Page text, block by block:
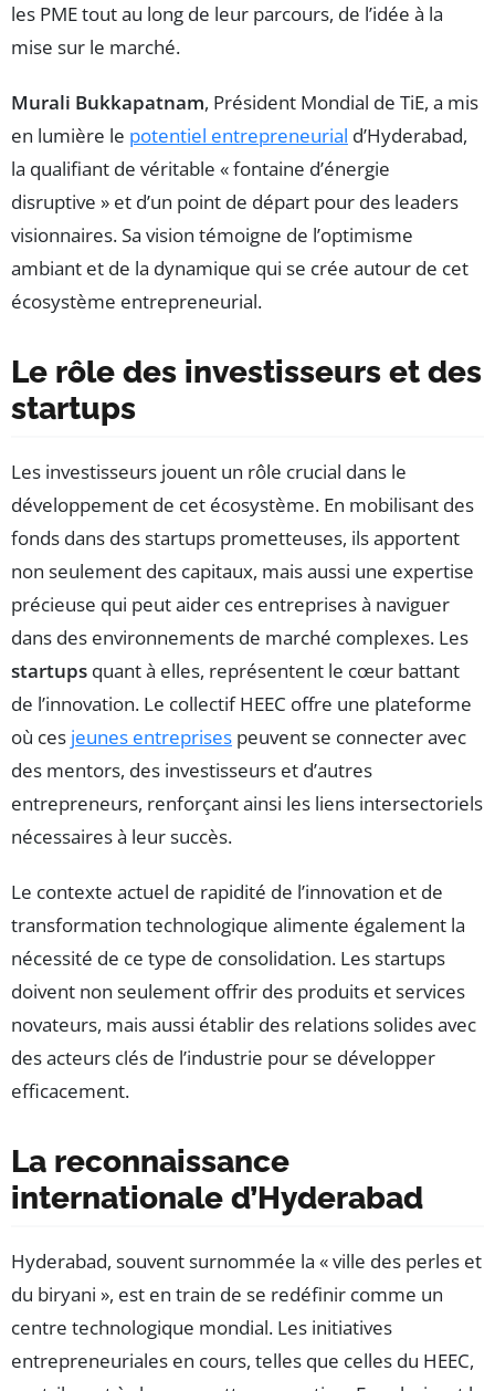
les PME tout au long de leur parcours, de l’idée à la
mise sur le marché.
Murali Bukkapatnam, Président Mondial de TiE, a mis
en lumière le potentiel entrepreneurial d’Hyderabad,
la qualifiant de véritable « fontaine d’énergie
disruptive » et d’un point de départ pour des leaders
visionnaires. Sa vision témoigne de l’optimisme
ambiant et de la dynamique qui se crée autour de cet
écosystème entrepreneurial.
Le rôle des investisseurs et des
startups
Les investisseurs jouent un rôle crucial dans le
développement de cet écosystème. En mobilisant des
fonds dans des startups prometteuses, ils apportent
non seulement des capitaux, mais aussi une expertise
précieuse qui peut aider ces entreprises à naviguer
dans des environnements de marché complexes. Les
startups quant à elles, représentent le cœur battant
de l’innovation. Le collectif HEEC offre une plateforme
où ces jeunes entreprises peuvent se connecter avec
des mentors, des investisseurs et d’autres
entrepreneurs, renforçant ainsi les liens intersectoriels
nécessaires à leur succès.
Le contexte actuel de rapidité de l’innovation et de
transformation technologique alimente également la
nécessité de ce type de consolidation. Les startups
doivent non seulement offrir des produits et services
novateurs, mais aussi établir des relations solides avec
des acteurs clés de l’industrie pour se développer
efficacement.
La reconnaissance
internationale d’Hyderabad
Hyderabad, souvent surnommée la « ville des perles et
du biryani », est en train de se redéfinir comme un
centre technologique mondial. Les initiatives
entrepreneuriales en cours, telles que celles du HEEC,